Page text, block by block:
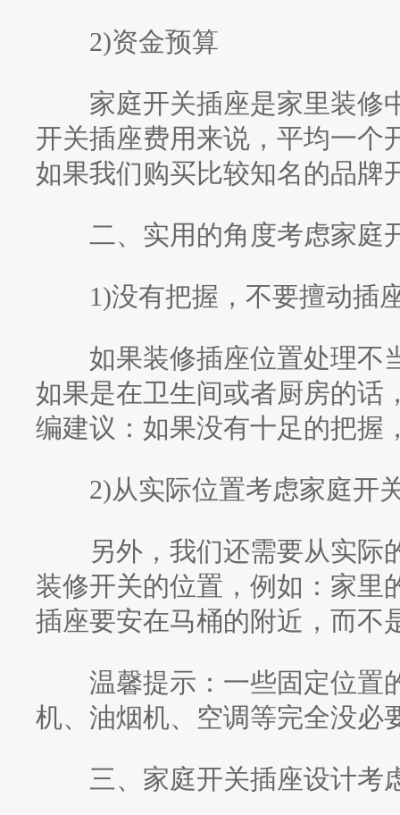
2)资金预算
家庭开关插座是家里装修
开关插座费用来说，平均一个
如果我们购买比较知名的品牌
二、实用的角度考虑家庭
1)没有把握，不要擅动插
如果装修插座位置处理不
如果是在卫生间或者厨房的话
编建议：如果没有十足的把握
2)从实际位置考虑家庭开
另外，我们还需要从实际
装修开关的位置，例如：家里
插座要安在马桶的附近，而不
温馨提示：一些固定位置
机、油烟机、空调等完全没必
三、家庭开关插座设计考